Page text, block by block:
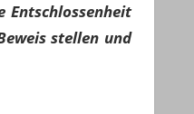
Entschlossenheit
stellen und